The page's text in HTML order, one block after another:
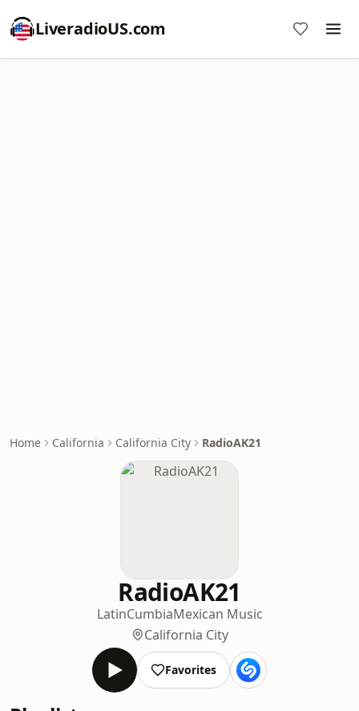
LiveradioUS.com
Home California California City RadioAK21
RadioAK21
LatinCumbiaMexican Music
California City
Favorites